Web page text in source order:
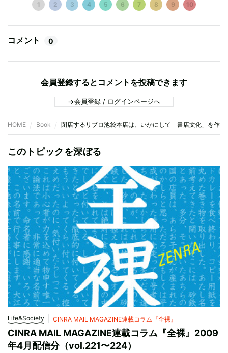
1 2 3 4 5 6 7 8 9 10
コメント 0
会員登録するとコメントを投稿できます
会員登録 / ログインページへ
HOME Book 閉店するリブロ池袋本店は、いかにして「書店文化」を作り
このトピックを深ぼる
Life&Society CINRA MAIL MAGAZINE連載コラム『全裸』
CINRA MAIL MAGAZINE連載コラム『全裸』2009
年4月配信分（vol.221〜224）